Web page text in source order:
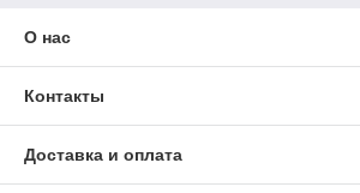
О нас
Контакты
Доставка и оплата